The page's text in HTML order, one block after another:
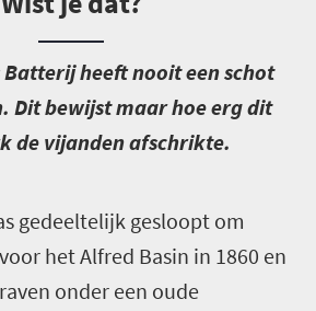
Batterij heeft nooit een schot
Dit bewijst maar hoe erg dit
de vijanden afschrikte.
gedeeltelijk gesloopt om
het Alfred Basin in 1860 en
onder een oude